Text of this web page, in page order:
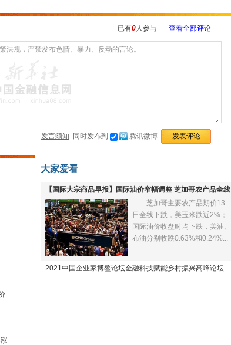
已有0人参与 查看全部评论
发言须知 同时发布到 腾讯微博
大家爱看
【国际大宗商品早报】国际油价窄幅调整 芝加哥农产品全线
下跌
芝加哥主要农产品期价13
日全线下跌，美玉米跌近2%；
国际油价收盘时均下跌，美油、
布油分别收跌0.63%和0.24%...
2021中国企业家博鳌论坛金融科技赋能乡村振兴高峰论坛